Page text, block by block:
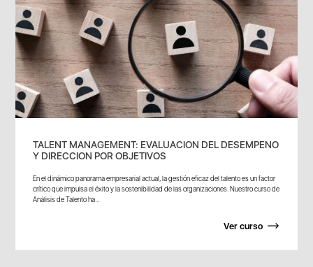
TALENT MANAGEMENT: EVALUACION DEL DESEMPENO
Y DIRECCION POR OBJETIVOS
En el dinámico panorama empresarial actual, la gestión eficaz del talento es un factor
crítico que impulsa el éxito y la sostenibilidad de las organizaciones. Nuestro curso de
Análisis de Talento ha...
Ver curso